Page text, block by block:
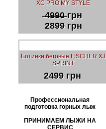
XC PRO MY STYLE
̶4̶9̶9̶0̶ грн
2899 грн
Ботинки беговые FISCHER XJ
SPRINT
2499 грн
Профессиональная
подготовка горных лыж
ПРИНИМАЕМ ЛЫЖИ НА
СЕРВИС